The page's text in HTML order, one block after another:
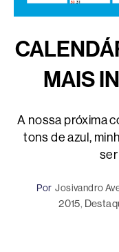
MAIS
A nossa próxima
tons de azul,
Por Josivandro
2015,